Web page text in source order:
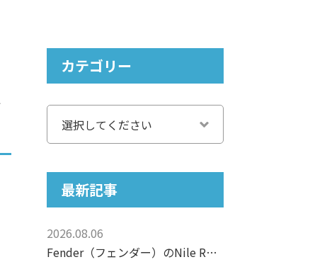
カテゴリー
最新記事
2026.08.06
Fender（フェンダー）のNile Rodgers Hitmaker Stratocasterについて【エレキギター】